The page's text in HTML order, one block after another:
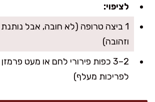
לציפוי:
1 ביצה טרופה (לא חובה, אבל
וזהובה)
2–3 כפות פירורי לחם או מעט
לפריכות מעלף)